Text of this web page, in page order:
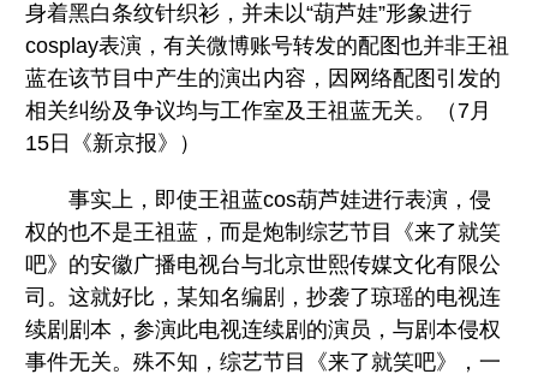
身着黑白条纹针织衫，并未以“葫芦娃”形象进行
cosplay表演，有关微博账号转发的配图也并非王祖
蓝在该节目中产生的演出内容，因网络配图引发的
相关纠纷及争议均与工作室及王祖蓝无关。（7月
15日《新京报》）
事实上，即使王祖蓝cos葫芦娃进行表演，侵
权的也不是王祖蓝，而是炮制综艺节目《来了就笑
吧》的安徽广播电视台与北京世熙传媒文化有限公
司。这就好比，某知名编剧，抄袭了琼瑶的电视连
续剧剧本，参演此电视连续剧的演员，与剧本侵权
事件无关。殊不知，综艺节目《来了就笑吧》，一